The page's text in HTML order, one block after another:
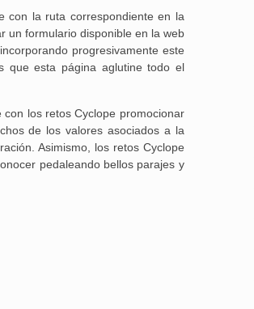
con la ruta correspondiente en la
un formulario disponible en la web
progresivamente este
que esta página aglutine todo el
los retos Cyclope promocionar
de los valores asociados a la
Asimismo, los retos Cyclope
pedaleando bellos parajes y